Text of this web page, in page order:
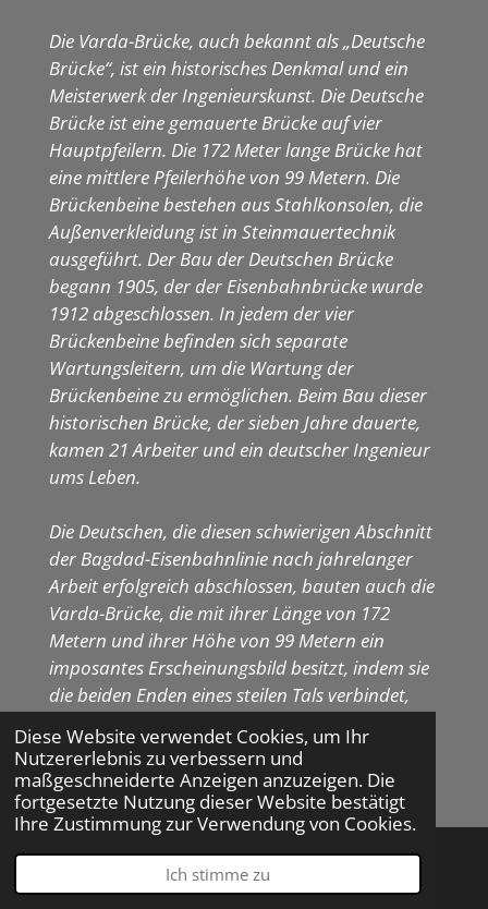
Diese Website verwendet Cookies, um Ihr
Nutzererlebnis zu verbessern und
maßgeschneiderte Anzeigen anzuzeigen. Die
fortgesetzte Nutzung dieser Website bestätigt
Ihre Zustimmung zur Verwendung von Cookies.
Ich stimme zu
Die Varda-Brücke, auch bekannt als „Deutsche
Brücke“, ist ein historisches Denkmal und ein
Meisterwerk der Ingenieurskunst. Die Deutsche
Brücke ist eine gemauerte Brücke auf vier
Hauptpfeilern. Die 172 Meter lange Brücke hat
eine mittlere Pfeilerhöhe von 99 Metern. Die
Brückenbeine bestehen aus Stahlkonsolen, die
Außenverkleidung ist in Steinmauertechnik
ausgeführt. Der Bau der Deutschen Brücke
begann 1905, der der Eisenbahnbrücke wurde
1912 abgeschlossen. In jedem der vier
Brückenbeine befinden sich separate
Wartungsleitern, um die Wartung der
Brückenbeine zu ermöglichen. Beim Bau dieser
historischen Brücke, der sieben Jahre dauerte,
kamen 21 Arbeiter und ein deutscher Ingenieur
ums Leben.
Die Deutschen, die diesen schwierigen Abschnitt
der Bagdad-Eisenbahnlinie nach jahrelanger
Arbeit erfolgreich abschlossen, bauten auch die
Varda-Brücke, die mit ihrer Länge von 172
Metern und ihrer Höhe von 99 Metern ein
imposantes Erscheinungsbild besitzt, indem sie
die beiden Enden eines steilen Tals verbindet,
Deutsche Brücke verlaufen heute zwei Tunnel,
die für den Fahrzeugtransport genutzt werden,
und es sind auch noch ungenutzte
Brückenbeine zu finden. Vor dem Bau der
Varda-Brücke wurde eine alte Straße genutzt,
deren U-Form für Züge ein hohes Risiko
Telefon